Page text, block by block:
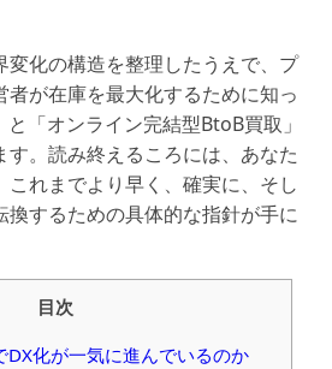
変化の構造を整理したうえで、プ
者が在庫を最大化するために知っ
「オンライン完結型BtoB買取」
。読み終えるころには、あなた
れまでより早く、確実に、そし
換するための具体的な指針が手に
目次
DX化が一気に進んでいるのか